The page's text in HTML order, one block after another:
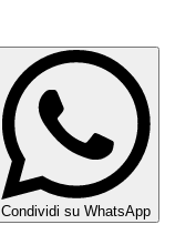
Condividi su WhatsApp